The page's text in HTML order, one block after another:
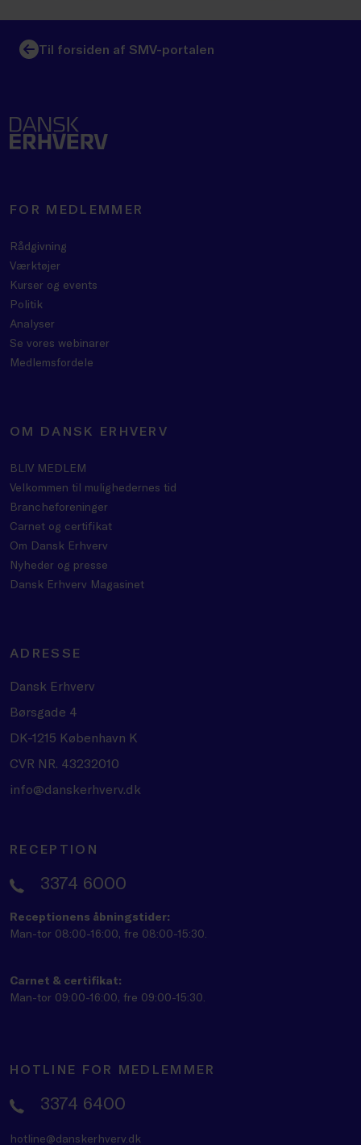
Til forsiden af SMV-portalen
FOR MEDLEMMER
Rådgivning
Værktøjer
Kurser og events
Politik
Analyser
Se vores webinarer
Medlemsfordele
OM DANSK ERHVERV
BLIV MEDLEM
Velkommen til mulighedernes tid
Brancheforeninger
Carnet og certifikat
Om Dansk Erhverv
Nyheder og presse
Dansk Erhverv Magasinet
ADRESSE
Dansk Erhverv
Børsgade 4
DK-1215 København K
CVR NR. 43232010
info@danskerhverv.dk
RECEPTION
3374 6000
Receptionens åbningstider:
Man-tor 08:00-16:00, fre 08:00-15:30.
Carnet & certifikat:
Man-tor 09:00-16:00, fre 09:00-15:30.
HOTLINE FOR MEDLEMMER
3374 6400
hotline@danskerhverv.dk